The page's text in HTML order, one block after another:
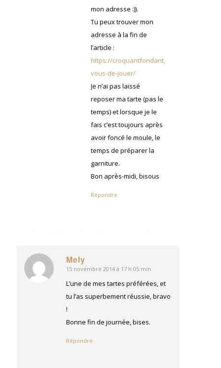
mon adresse :)).
Tu peux trouver mon
adresse à la fin de
l’article :
https://croquantfondantgourmand.com/a-
vous-de-jouer/
Je n’ai pas laissé
reposer ma tarte (pas le
temps) et lorsque je le
fais c’est toujours après
avoir foncé le moule, le
temps de préparer la
garniture.
Bon après-midi, bisous
Répondre
Mely
dit
:
15 novembre 2014 à 17 h 05 min
L’une de mes tartes préférées, et
tu l’as superbement réussie, bravo
!
Bonne fin de journée, bises.
Répondre